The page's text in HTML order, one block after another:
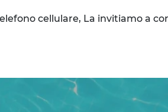
cellulare, La invitiamo a